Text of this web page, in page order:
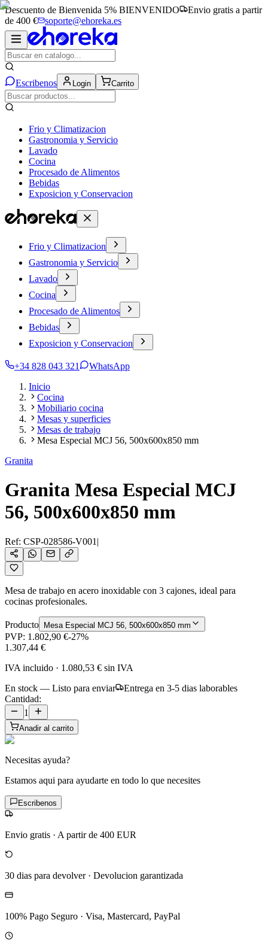
Descuento de Bienvenida 5% BIENVENIDO
Envio gratis a partir
de 400 €
soporte@ehoreka.es
Escribenos Login Carrito
Frio y Climatizacion
Gastronomia y Servicio
Lavado
Cocina
Procesado de Alimentos
Bebidas
Exposicion y Conservacion
Frio y Climatizacion
Gastronomia y Servicio
Lavado
Cocina
Procesado de Alimentos
Bebidas
Exposicion y Conservacion
+34 828 043 321
WhatsApp
Inicio
Cocina
Mobiliario cocina
Mesas y superficies
Mesas de trabajo
Mesa Especial MCJ 56, 500x600x850 mm
Granita
Granita Mesa Especial MCJ
56, 500x600x850 mm
Ref: CSP-028586-V001 |
Mesa de trabajo en acero inoxidable con 3 cajones, ideal para
cocinas profesionales.
Producto Mesa Especial MCJ 56, 500x600x850 mm
PVP: 1.802,90 €-27%
1.307,44 €
IVA incluido · 1.080,53 € sin IVA
En stock — Listo para enviar
Entrega en 3-5 dias laborables
Cantidad:
1
Anadir al carrito
Necesitas ayuda?
Estamos aqui para ayudarte en todo lo que necesites
Escribenos
Envio gratis · A partir de 400 EUR
30 dias para devolver· Devolucion garantizada
100% Pago Seguro · Visa, Mastercard, PayPal